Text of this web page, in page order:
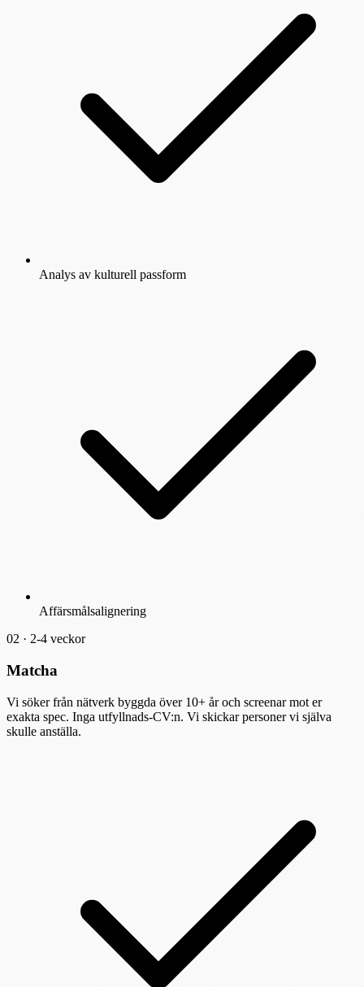
Analys av kulturell passform
Affärsmålsalignering
02 · 2-4 veckor
Matcha
Vi söker från nätverk byggda över 10+ år och screenar mot er
exakta spec. Inga utfyllnads-CV:n. Vi skickar personer vi själva
skulle anställa.